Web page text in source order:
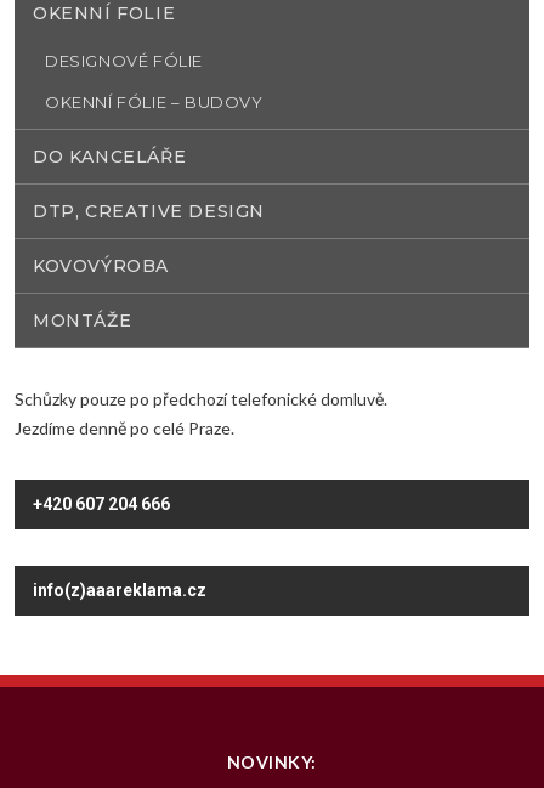
OKENNÍ FOLIE
DESIGNOVÉ FÓLIE
OKENNÍ FÓLIE – BUDOVY
DO KANCELÁŘE
DTP, CREATIVE DESIGN
KOVOVÝROBA
MONTÁŽE
Schůzky pouze po předchozí telefonické domluvě.
Jezdíme denně po celé Praze.
+420 607 204 666
info(z)aaareklama.cz
NOVINKY: